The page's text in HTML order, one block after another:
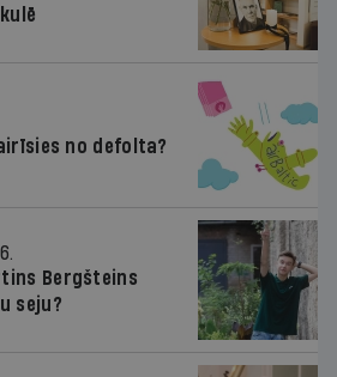
no defolta?
Bergšteins
seju?